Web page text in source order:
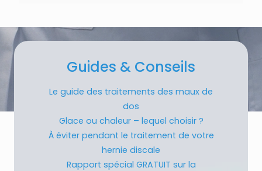
Guides & Conseils
Le guide des traitements des maux de
dos
Glace ou chaleur – lequel choisir ?
À éviter pendant le traitement de votre
hernie discale
Rapport spécial GRATUIT sur la